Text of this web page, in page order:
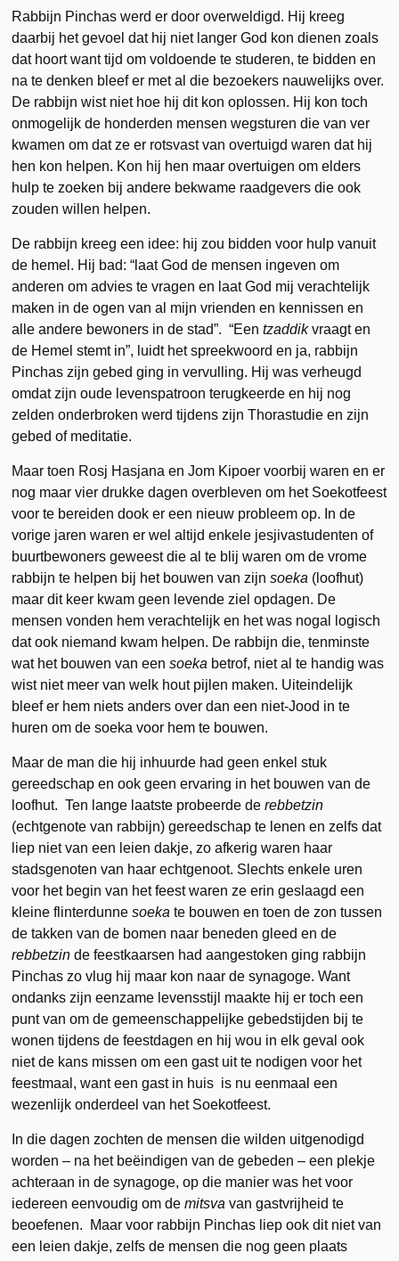
Rabbijn Pinchas werd er door overweldigd. Hij kreeg
daarbij het gevoel dat hij niet langer God kon dienen zoals
dat hoort want tijd om voldoende te studeren, te bidden en
na te denken bleef er met al die bezoekers nauwelijks over.
De rabbijn wist niet hoe hij dit kon oplossen. Hij kon toch
onmogelijk de honderden mensen wegsturen die van ver
kwamen om dat ze er rotsvast van overtuigd waren dat hij
hen kon helpen. Kon hij hen maar overtuigen om elders
hulp te zoeken bij andere bekwame raadgevers die ook
zouden willen helpen.
De rabbijn kreeg een idee: hij zou bidden voor hulp vanuit
de hemel. Hij bad: “laat God de mensen ingeven om
anderen om advies te vragen en laat God mij verachtelijk
maken in de ogen van al mijn vrienden en kennissen en
alle andere bewoners in de stad”. “Eentzaddikvraagt en
de Hemel stemt in”, luidt het spreekwoord en ja, rabbijn
Pinchas zijn gebed ging in vervulling. Hij was verheugd
omdat zijn oude levenspatroon terugkeerde en hij nog
zelden onderbroken werd tijdens zijn Thorastudie en zijn
gebed of meditatie.
Maar toen Rosj Hasjana en Jom Kipoer voorbij waren en er
nog maar vier drukke dagen overbleven om het Soekotfeest
voor te bereiden dook er een nieuw probleem op. In de
vorige jaren waren er wel altijd enkele jesjivastudenten of
buurtbewoners geweest die al te blij waren om de vrome
rabbijn te helpen bij het bouwen van zijnsoeka (loofhut)
maar dit keer kwam geen levende ziel opdagen. De
mensen vonden hem verachtelijk en het was nogal logisch
dat ook niemand kwam helpen. De rabbijn die, tenminste
wat het bouwen van eensoeka betrof, niet al te handig was
wist niet meer van welk hout pijlen maken. Uiteindelijk
bleef er hem niets anders over dan een niet-Jood in te
huren om de soeka voor hem te bouwen.
Maar de man die hij inhuurde had geen enkel stuk
gereedschap en ook geen ervaring in het bouwen van de
loofhut. Ten lange laatste probeerde derebbetzin
(echtgenote van rabbijn) gereedschap te lenen en zelfs dat
liep niet van een leien dakje, zo afkerig waren haar
stadsgenoten van haar echtgenoot. Slechts enkele uren
voor het begin van het feest waren ze erin geslaagd een
kleine flinterdunnesoeka te bouwen en toen de zon tussen
de takken van de bomen naar beneden gleed en de
rebbetzin de feestkaarsen had aangestoken ging rabbijn
Pinchas zo vlug hij maar kon naar de synagoge. Want
ondanks zijn eenzame levensstijl maakte hij er toch een
punt van om de gemeenschappelijke gebedstijden bij te
wonen tijdens de feestdagen en hij wou in elk geval ook
niet de kans missen om een gast uit te nodigen voor het
feestmaal, want een gast in huis is nu eenmaal een
wezenlijk onderdeel van het Soekotfeest.
In die dagen zochten de mensen die wilden uitgenodigd
worden – na het beëindigen van de gebeden – een plekje
achteraan in de synagoge, op die manier was het voor
iedereen eenvoudig om demitsva van gastvrijheid te
beoefenen. Maar voor rabbijn Pinchas liep ook dit niet van
een leien dakje, zelfs de mensen die nog geen plaats